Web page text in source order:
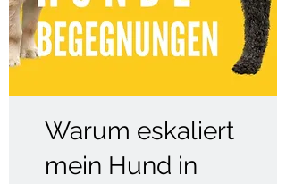
Warum eskaliert
mein Hund in